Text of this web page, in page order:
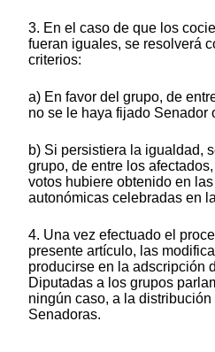
3. En el caso de que los
fueran iguales, se resolverá
criterios:
a) En favor del grupo, de
no se le haya fijado Senador
b) Si persistiera la igualdad,
grupo, de entre los
votos hubiere obtenido en
autonómicas celebradas en
4. Una vez efectuado el
presente artículo, las
producirse en la adscripción
Diputadas a los grupos
ningún caso, a la
Senadoras.